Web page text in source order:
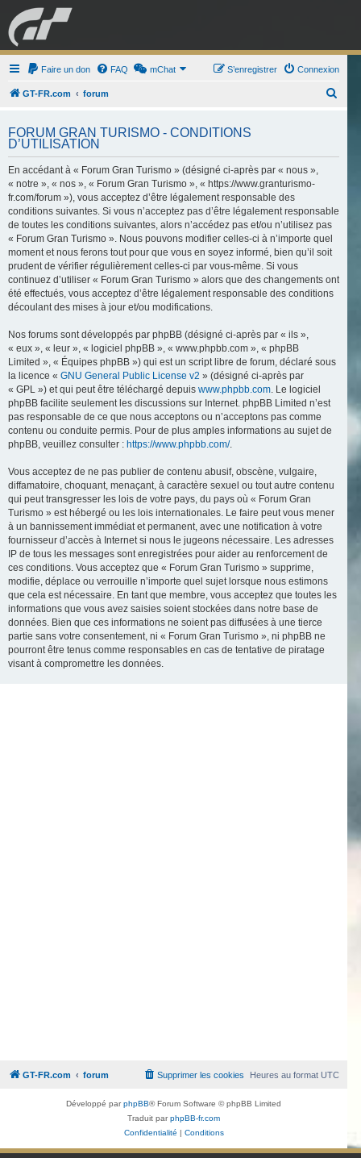
GRAN TURISMO FORUM
ESPORT BOUTIQUE
Faire un don FAQ mChat Connexion
S’enregistrer
GT-FR.com forum
FORUM GRAN TURISMO - CONDITIONS
D’UTILISATION
En accédant à « Forum Gran Turismo » (désigné ci-après par « nous »,
« notre », « nos », « Forum Gran Turismo », « https://www.granturismo-
fr.com/forum »), vous acceptez d’être légalement responsable des
conditions suivantes. Si vous n’acceptez pas d’être légalement responsable
de toutes les conditions suivantes, alors n’accédez pas et/ou n’utilisez pas
« Forum Gran Turismo ». Nous pouvons modifier celles-ci à n’importe quel
moment et nous ferons tout pour que vous en soyez informé, bien qu’il soit
prudent de vérifier régulièrement celles-ci par vous-même. Si vous
continuez d’utiliser « Forum Gran Turismo » alors que des changements ont
été effectués, vous acceptez d’être légalement responsable des conditions
découlant des mises à jour et/ou modifications.
Nos forums sont développés par phpBB (désigné ci-après par « ils »,
« eux », « leur », « logiciel phpBB », « www.phpbb.com », « phpBB
Limited », « Équipes phpBB ») qui est un script libre de forum, déclaré sous
la licence « GNU General Public License v2 » (désigné ci-après par
« GPL ») et qui peut être téléchargé depuis www.phpbb.com. Le logiciel
phpBB facilite seulement les discussions sur Internet. phpBB Limited n’est
pas responsable de ce que nous acceptons ou n’acceptons pas comme
contenu ou conduite permis. Pour de plus amples informations au sujet de
phpBB, veuillez consulter : https://www.phpbb.com/.
Vous acceptez de ne pas publier de contenu abusif, obscène, vulgaire,
diffamatoire, choquant, menaçant, à caractère sexuel ou tout autre contenu
qui peut transgresser les lois de votre pays, du pays où « Forum Gran
Turismo » est hébergé ou les lois internationales. Le faire peut vous mener
à un bannissement immédiat et permanent, avec une notification à votre
fournisseur d’accès à Internet si nous le jugeons nécessaire. Les adresses
IP de tous les messages sont enregistrées pour aider au renforcement de
ces conditions. Vous acceptez que « Forum Gran Turismo » supprime,
modifie, déplace ou verrouille n’importe quel sujet lorsque nous estimons
que cela est nécessaire. En tant que membre, vous acceptez que toutes les
informations que vous avez saisies soient stockées dans notre base de
données. Bien que ces informations ne soient pas diffusées à une tierce
partie sans votre consentement, ni « Forum Gran Turismo », ni phpBB ne
pourront être tenus comme responsables en cas de tentative de piratage
visant à compromettre les données.
GT-FR.com forum Heures au formatUTC
Supprimer les cookies
Développé parphpBB® Forum Software © phpBB Limited
Traduit parphpBB-fr.com
Confidentialité | Conditions